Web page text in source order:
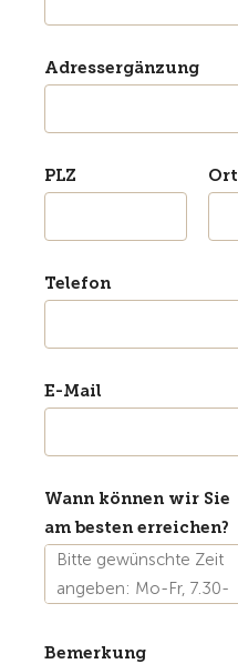
Adressergänzung
PLZ Ort
Telefon
E-Mail
Wann können wir Sie
am besten erreichen?
Bemerkung